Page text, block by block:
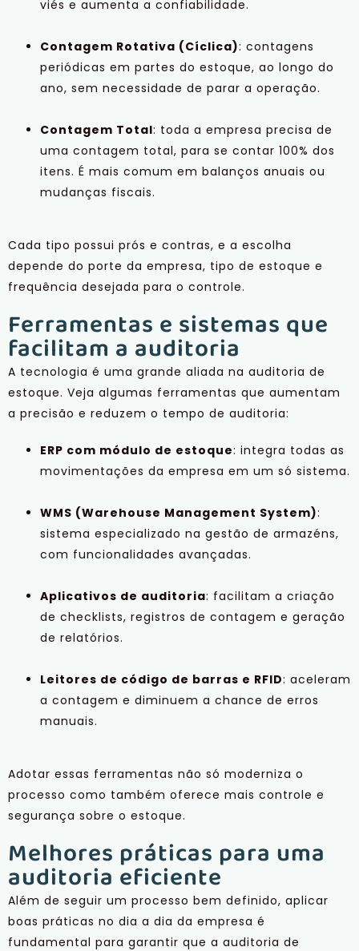
viés e aumenta a confiabilidade.
Contagem Rotativa (Cíclica): contagens
periódicas em partes do estoque, ao longo do
ano, sem necessidade de parar a operação.
Contagem Total: toda a empresa precisa de
uma contagem total, para se contar 100% dos
itens. É mais comum em balanços anuais ou
mudanças fiscais.
Cada tipo possui prós e contras, e a escolha
depende do porte da empresa, tipo de estoque e
frequência desejada para o controle.
Ferramentas e sistemas que
facilitam a auditoria
A tecnologia é uma grande aliada na auditoria de
estoque. Veja algumas ferramentas que aumentam
a precisão e reduzem o tempo de auditoria:
ERP com módulo de estoque: integra todas as
movimentações da empresa em um só sistema.
WMS (Warehouse Management System):
sistema especializado na gestão de armazéns,
com funcionalidades avançadas.
Aplicativos de auditoria: facilitam a criação
de checklists, registros de contagem e geração
de relatórios.
Leitores de código de barras e RFID: aceleram
a contagem e diminuem a chance de erros
manuais.
Adotar essas ferramentas não só moderniza o
processo como também oferece mais controle e
segurança sobre o estoque.
Melhores práticas para uma
auditoria eficiente
Além de seguir um processo bem definido, aplicar
boas práticas no dia a dia da empresa é
fundamental para garantir que a auditoria de